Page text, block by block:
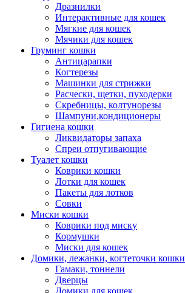
Дразнилки
Интерактивные для кошек
Мягкие для кошек
Мячики для кошек
Груминг кошки
Антицарапки
Когтерезы
Машинки для стрижки
Расчески, щетки, пуходерки
Скребницы, колтунорезы
Шампуни,кондиционеры
Гигиена кошки
Ликвидаторы запаха
Спреи отпугивающие
Туалет кошки
Коврики кошки
Лотки для кошек
Пакеты для лотков
Совки
Миски кошки
Коврики под миску
Кормушки
Миски для кошек
Домики, лежанки, когтеточки кошки
Гамаки, тоннели
Дверцы
Домики для кошек